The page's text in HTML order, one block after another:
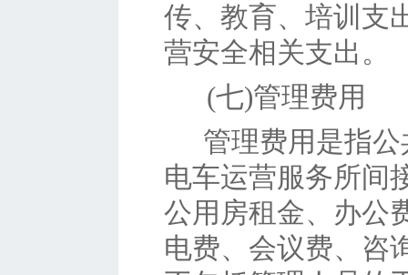
传、教育、培训支
营安全相关支出。
(七)管理费用
管理费用是指
电车运营服务所间
公用房租金、办公
电费、会议费、咨